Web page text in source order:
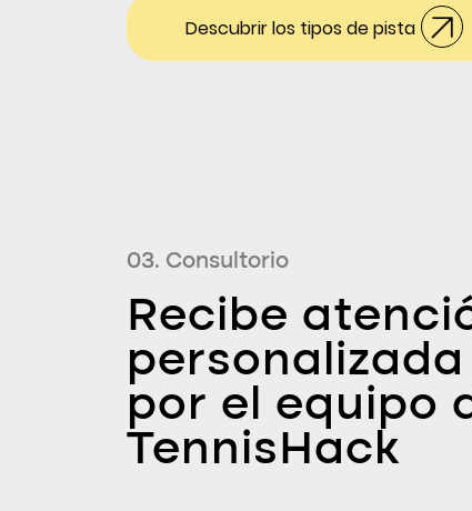
Descubrir los tipos de pista
03. Consultorio
Recibe
personalizada
por el equipo
TennisHack